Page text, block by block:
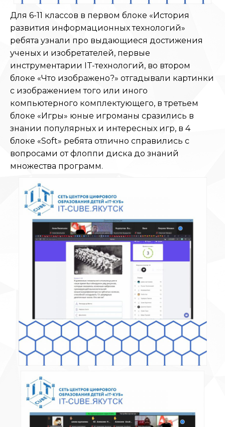
Для 6-11 классов в первом блоке «История
развития информационных технологий»
ребята узнали про выдающиеся достижения
ученых и изобретателей, первые
инструментарии IT-технологий, во втором
блоке «Что изображено?» отгадывали картинки
с изображением того или иного
компьютерного комплектующего, в третьем
блоке «Игры» юные игроманы сразились в
знании популярных и интересных игр, в 4
блоке «Soft» ребята отлично справились с
вопросами от флоппи диска до знаний
множества программ.